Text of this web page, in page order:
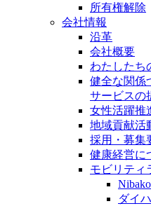
所有権解除
会社情報
沿革
会社概要
わたしたち
健全な関係
サービスの
女性活躍推
地域貢献活
採用・募集
健康経営に
モビリティ
ダイ